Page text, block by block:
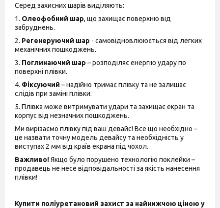
Серед захисних шарів виділяють:
1. Олеофобний шар, що захищає поверхню від
забруднень.
2. Регенеруючий шар - самовідновлююється від легких
механічних пошкоджень.
3. Поглинаючий шар – розподіляє енергію удару по
поверхні плівки.
4. Фіксуючий – надійно тримає плівку та не залишає
слідів при заміні плівки.
5. Плівка може витримувати удари та захищає екран та
корпус від незначних пошкоджень.
Ми вирізаємо плівку під ваш девайс! Все що необхідно –
це назвати точну модель девайсу та необхідність у
виступах 2 мм від країв екрана під чохол.
Важливо!Якщо було порушено технологію поклейки –
продавець не несе відповідальності за якість нанесення
плівки!
Купити поліуретановий захист за найнижчою ціною у